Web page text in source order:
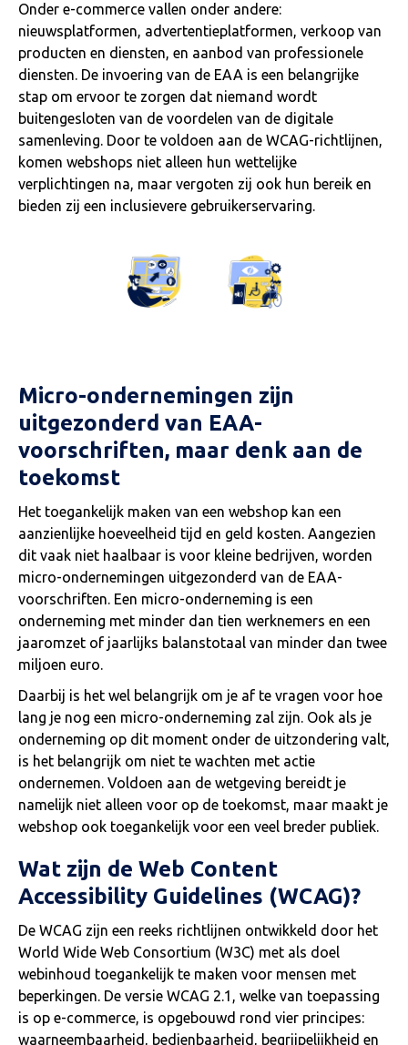
Onder e-commerce vallen onder andere:
nieuwsplatformen, advertentieplatformen, verkoop van
producten en diensten, en aanbod van professionele
diensten. De invoering van de EAA is een belangrijke
stap om ervoor te zorgen dat niemand wordt
buitengesloten van de voordelen van de digitale
samenleving. Door te voldoen aan de WCAG-richtlijnen,
komen webshops niet alleen hun wettelijke
verplichtingen na, maar vergoten zij ook hun bereik en
bieden zij een inclusievere gebruikerservaring.
Micro-ondernemingen zijn
uitgezonderd van EAA-
voorschriften, maar denk aan de
toekomst
Het toegankelijk maken van een webshop kan een
aanzienlijke hoeveelheid tijd en geld kosten. Aangezien
dit vaak niet haalbaar is voor kleine bedrijven, worden
micro-ondernemingen uitgezonderd van de EAA-
voorschriften. Een micro-onderneming is een
onderneming met minder dan tien werknemers en een
jaaromzet of jaarlijks balanstotaal van minder dan twee
miljoen euro.
Daarbij is het wel belangrijk om je af te vragen voor hoe
lang je nog een micro-onderneming zal zijn. Ook als je
onderneming op dit moment onder de uitzondering valt,
is het belangrijk om niet te wachten met actie
ondernemen. Voldoen aan de wetgeving bereidt je
namelijk niet alleen voor op de toekomst, maar maakt je
webshop ook toegankelijk voor een veel breder publiek.
Wat zijn de Web Content
Accessibility Guidelines (WCAG)?
De WCAG zijn een reeks richtlijnen ontwikkeld door het
World Wide Web Consortium (W3C) met als doel
webinhoud toegankelijk te maken voor mensen met
beperkingen. De versie WCAG 2.1, welke van toepassing
is op e-commerce, is opgebouwd rond vier principes:
waarneembaarheid, bedienbaarheid, begrijpelijkheid en